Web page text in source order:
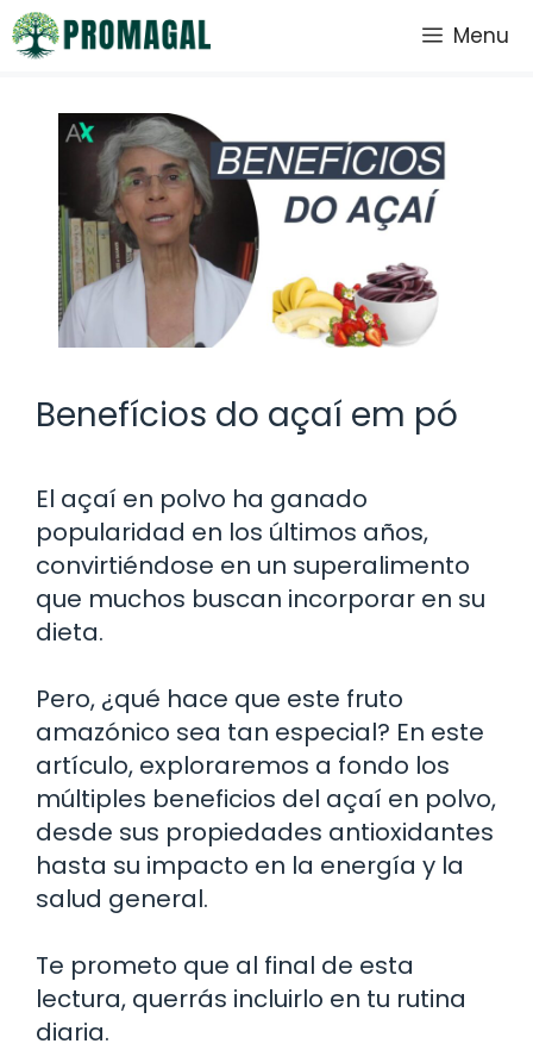
Saltar
al
Menu
Benefícios do açaí em pó
El açaí en polvo ha ganado
popularidad en los últimos años,
convirtiéndose en un superalimento
que muchos buscan incorporar en su
dieta.
Pero, ¿qué hace que este fruto
amazónico sea tan especial? En este
artículo, exploraremos a fondo los
múltiples beneficios del açaí en polvo,
desde sus propiedades antioxidantes
hasta su impacto en la energía y la
salud general.
Te prometo que al final de esta
lectura, querrás incluirlo en tu rutina
diaria.